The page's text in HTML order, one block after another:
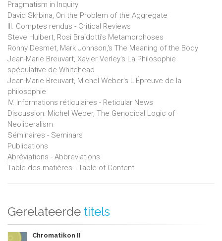
Pragmatism in Inquiry
David Skrbina, On the Problem of the Aggregate
III. Comptes rendus - Critical Reviews
Steve Hulbert, Rosi Braidotti's Metamorphoses
Ronny Desmet, Mark Johnson,'s The Meaning of the Body
Jean-Marie Breuvart, Xavier Verley's La Philosophie
spéculative de Whitehead
Jean-Marie Breuvart, Michel Weber's L'Épreuve de la
philosophie
IV. Informations réticulaires - Reticular News
Discussion: Michel Weber, The Genocidal Logic of
Neoliberalism
Séminaires - Seminars
Publications
Abréviations - Abbreviations
Table des matières - Table of Content
Gerelateerde titels
Chromatikon II